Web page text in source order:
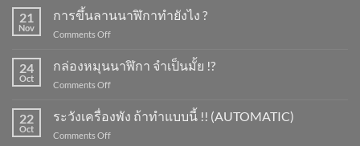
21
Nov
การขึ้นลานนาฬิกาทำยังไง ?
Comments Offon
ลาน
นาฬิกา
ยัง
24
Oct
กล่องหมุนนาฬิกา จำเป็นมั้ย !?
Comments Offon
หมุน
นาฬิกา
จำเป็น
22
Oct
ระวังเครื่องพัง ถ้าทำแบบนี้ !! (AUTOMATIC)
Comments Offon